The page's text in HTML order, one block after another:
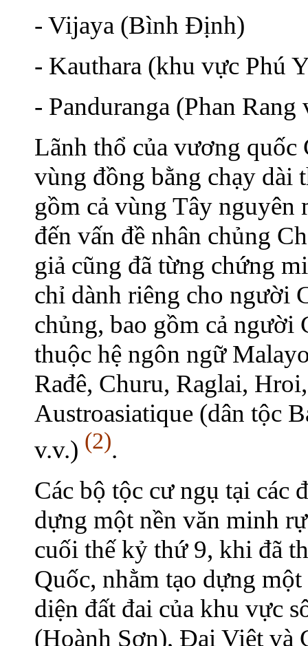
- Vijaya (Bình Định)
- Kauthara (khu vực Phú
- Panduranga (Phan Rang
Lãnh thổ của vương quốc
vùng đồng bằng chạy dài
gồm cả vùng Tây
đến vấn đề nhân chủng
giả cũng đã từng chứng
chỉ dành riêng cho người
chủng, bao gồm cả người
thuộc hệ ngôn ngữ
Rađê, Churu, Raglai,
Austroasiatique (dân tộc
v.v.) (2).
Các bộ tộc cư ngụ tại các
dựng một nền văn minh
cuối thế kỷ thứ 9, khi đã
Quốc, nhằm tạo dựng
diện đất đai của khu vực
(Hoành Sơn), Đại Việt và